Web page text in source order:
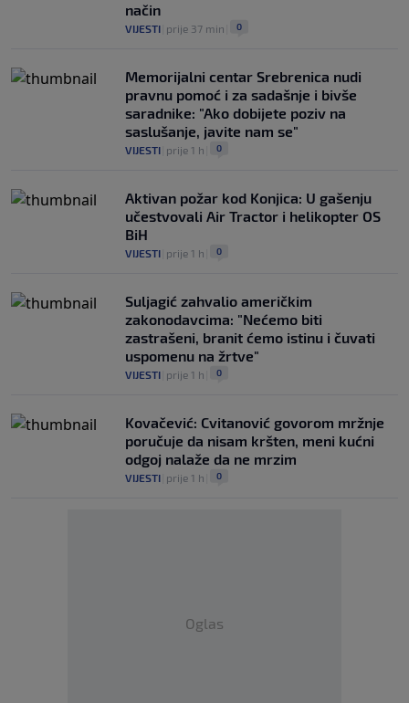
način
VIJESTI prije 37 min 0
Memorijalni centar Srebrenica nudi
pravnu pomoć i za sadašnje i bivše
saradnike: "Ako dobijete poziv na
saslušanje, javite nam se"
VIJESTI prije 1 h 0
Aktivan požar kod Konjica: U gašenju
učestvovali Air Tractor i helikopter OS
BiH
VIJESTI prije 1 h 0
Suljagić zahvalio američkim
zakonodavcima: "Nećemo biti
zastrašeni, branit ćemo istinu i čuvati
uspomenu na žrtve"
VIJESTI prije 1 h 0
Kovačević: Cvitanović govorom mržnje
poručuje da nisam kršten, meni kućni
odgoj nalaže da ne mrzim
VIJESTI prije 1 h 0
Oglas